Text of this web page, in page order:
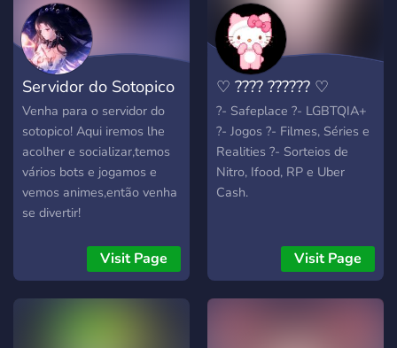
Servidor do Sotopico
Venha para o servidor do
sotopico! Aqui iremos lhe
acolher e socializar,temos
vários bots e jogamos e
vemos animes,então venha
se divertir!
Visit Page
♡ ???? ?????? ♡
?- Safeplace ?- LGBTQIA+
?- Jogos ?- Filmes, Séries e
Realities ?- Sorteios de
Nitro, Ifood, RP e Uber
Cash.
Visit Page